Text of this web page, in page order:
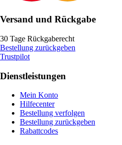
Versand und Rückgabe
30 Tage Rückgaberecht
Bestellung zurückgeben
Trustpilot
Dienstleistungen
Mein Konto
Hilfecenter
Bestellung verfolgen
Bestellung zurückgeben
Rabattcodes